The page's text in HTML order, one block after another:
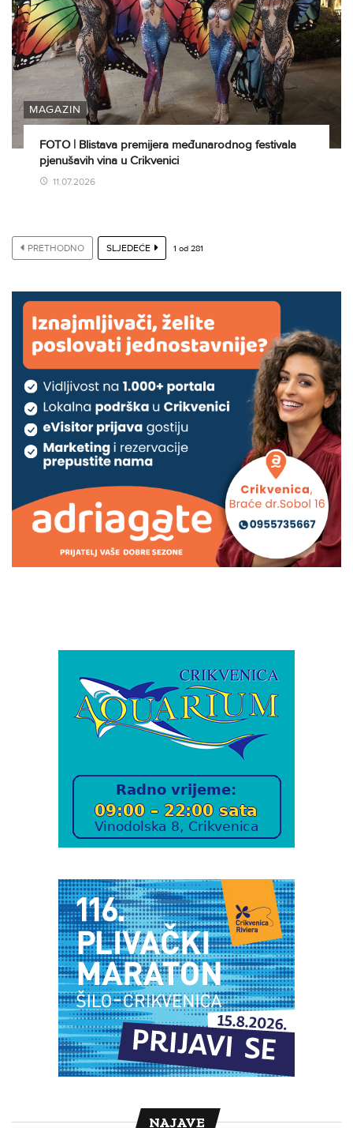
MAGAZIN
FOTO | Blistava premijera međunarodnog festivala
pjenušavih vina u Crikvenici
11.07.2026
PRETHODNO SLJEDEĆE 1 od 281
NAJAVE